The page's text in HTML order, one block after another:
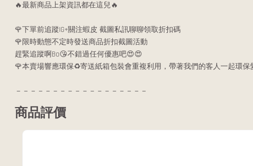
🔥最新商品上架資訊都在這兒🔥
🌹下單前追蹤IG+關注蝦皮 截圖私訊聊聊領取折扣碼
🌹限時動態不定時發送商品折扣截圖活動
趕緊追蹤啊Bo😘不錯過任何優惠吧😍😍
🌹本賣場響應環保♻️寄送紙箱包裝會重複利用，帶著我們的客人一起環
－－－－－－－－－－－－－－－－－－
商品評價